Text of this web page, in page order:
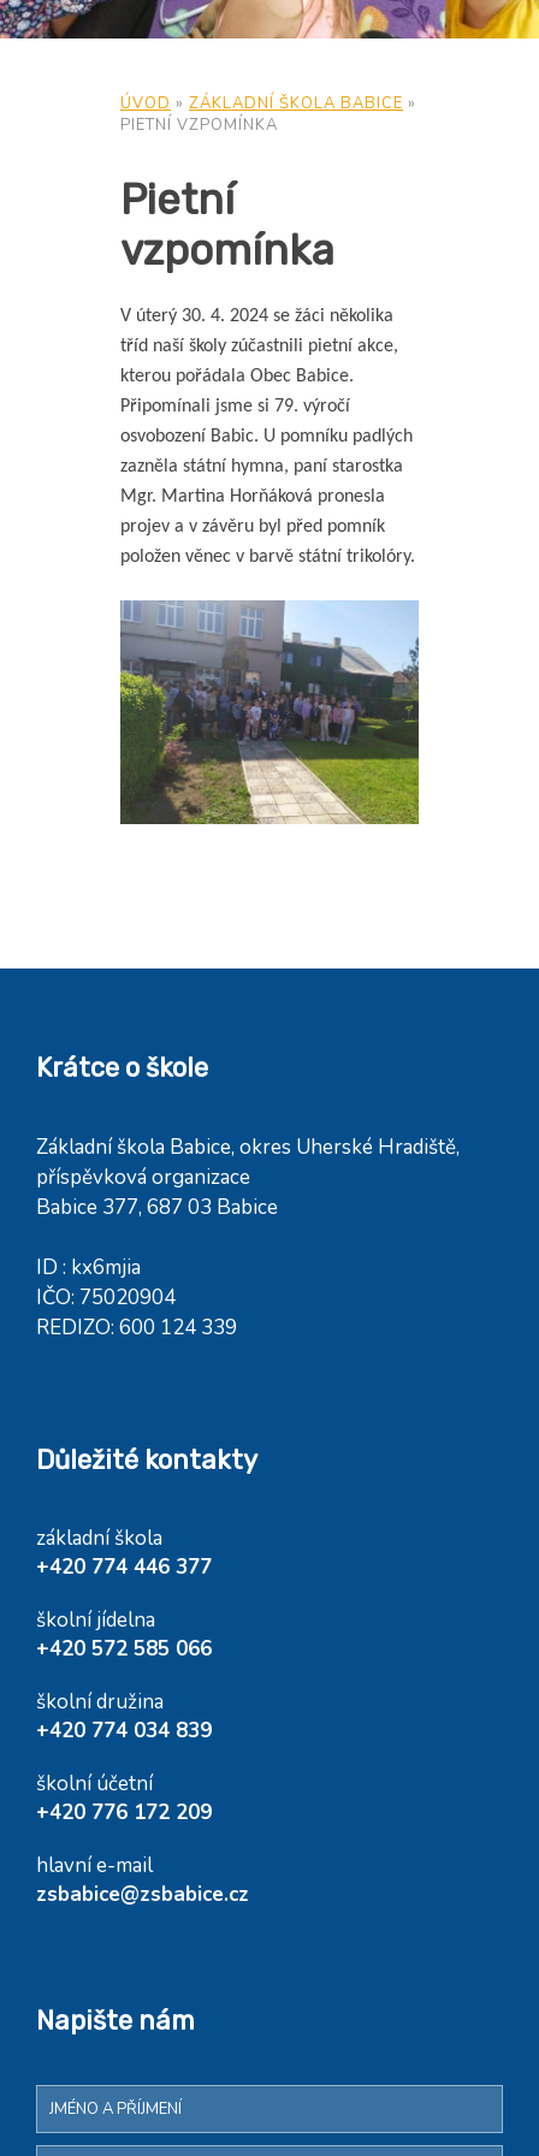
ÚVOD » ZÁKLADNÍ ŠKOLA BABICE »
PIETNÍ VZPOMÍNKA
Pietní
vzpomínka
V úterý 30. 4. 2024 se žáci několika
tříd naší školy zúčastnili pietní akce,
kterou pořádala Obec Babice.
Připomínali jsme si 79. výročí
osvobození Babic. U pomníku padlých
zazněla státní hymna, paní starostka
Mgr. Martina Horňáková pronesla
projev a v závěru byl před pomník
položen věnec v barvě státní trikolóry.
Krátce o škole
Základní škola Babice, okres Uherské Hradiště,
příspěvková organizace
Babice 377, 687 03 Babice
ID : kx6mjia
IČO: 75020904
REDIZO: 600 124 339
Důležité kontakty
základní škola
+420 774 446 377
školní jídelna
+420 572 585 066
školní družina
+420 774 034 839
školní účetní
+420 776 172 209
hlavní e-mail
zsbabice@zsbabice.cz
Napište nám